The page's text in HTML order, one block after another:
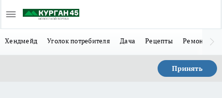
Хендмейд Уголок потребителя Дача Рецепты Ремонт
Принять